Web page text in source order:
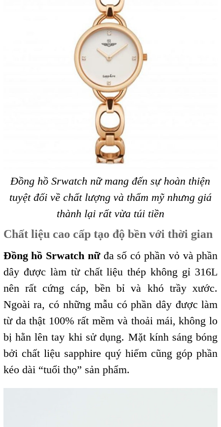
Đồng hồ Srwatch nữ mang đến sự hoàn thiện
tuyệt đối về chất lượng và thẩm mỹ nhưng giá
thành lại rất vừa túi tiền
Chất liệu cao cấp tạo độ bền với thời gian
Đồng hồ Srwatch nữđa số có phần vỏ và phần
dây được làm từ chất liệu thép không gỉ 316L
nên rất cứng cáp, bền bỉ và khó trầy xước.
Ngoài ra, có những mẫu có phần dây được làm
từ da thật 100% rất mềm và thoải mái, không lo
bị hằn lên tay khi sử dụng. Mặt kính sáng bóng
bởi chất liệu sapphire quý hiếm cũng góp phần
kéo dài “tuổi thọ” sản phẩm.